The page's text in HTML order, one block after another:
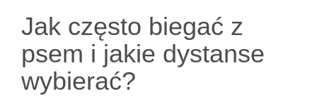
Jak często biegać z
psem i jakie dystanse
wybierać?